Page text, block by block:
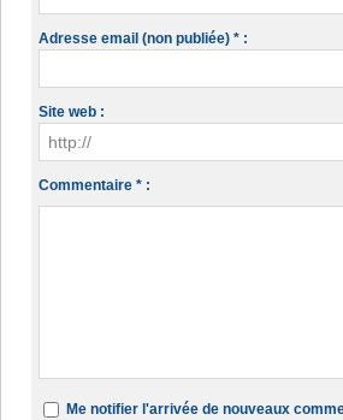
Adresse email (non publiée) * :
Site web :
Commentaire * :
Me notifier l'arrivée de nouveaux